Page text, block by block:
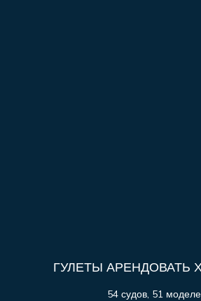
ГУЛЕТЫ АРЕНДОВАТЬ
54 судов, 51